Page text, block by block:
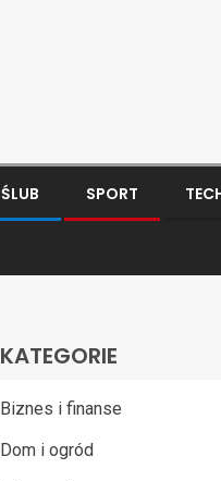
ŚLUB SPORT
KATEGORIE
Biznes i finanse
Dom i ogród